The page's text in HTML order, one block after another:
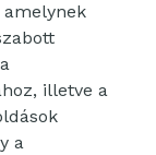
illetve a
a